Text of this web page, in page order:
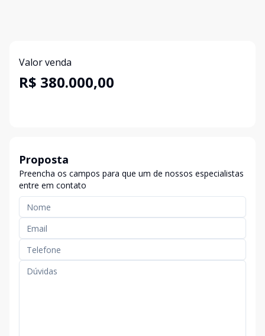
Valor venda
R$ 380.000,00
Proposta
Preencha os campos para que um de nossos especialistas
entre em contato